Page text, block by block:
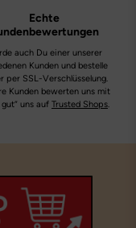
Echte
auch Du einer unserer
Kunden und bestelle
per SSL-Verschlüsselung.
Kunden bewerten uns mit
gut“ uns auf Trusted Shops.